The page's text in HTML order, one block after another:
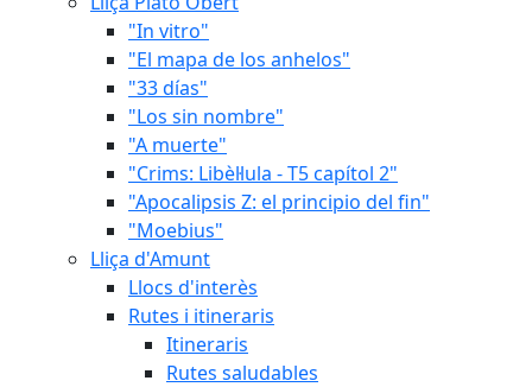
"In vitro"
"El mapa de los anhelos"
"33 días"
"Los sin nombre"
"A muerte"
"Crims: Libèl·lula - T5 capítol 2"
"Apocalipsis Z: el principio del fin"
"Moebius"
Lliça d'Amunt
Llocs d'interès
Rutes i itineraris
Itineraris
Rutes saludables